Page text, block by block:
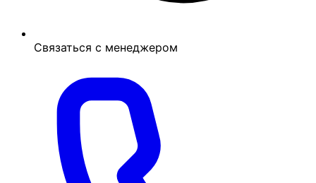
Связаться с менеджером